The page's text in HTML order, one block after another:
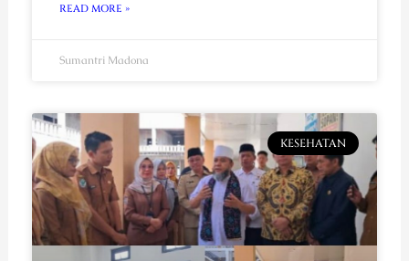
READ MORE »
Sumantri Madona
KESEHATAN